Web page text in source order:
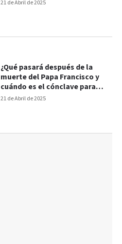
21 de Abril de 2025
21 de Abril de 2025
¿Qué pasará después de la
muerte del Papa Francisco y
cuándo es el cónclave para
elegir su sucesor?